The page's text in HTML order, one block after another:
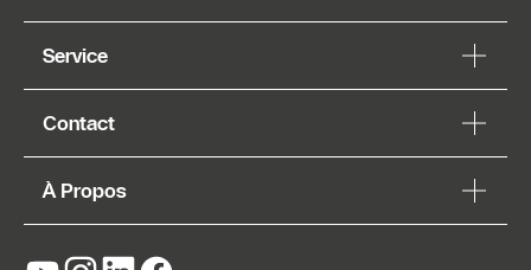
Service
Contact
À Propos